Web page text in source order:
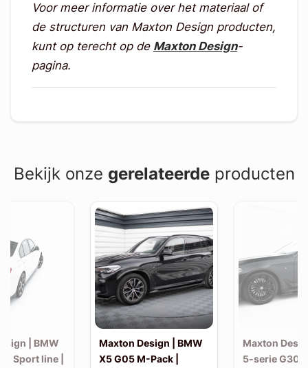
Voor meer informatie over het materiaal of
de structuren van Maxton Design producten,
kunt op terecht op de Maxton Design-
pagina.
Bekijk onze gerelateerdeproducten
| BMW
Sport line |
Maxton Design | BMW
X5 G05 M-Pack |
Maxton
5-serie G30